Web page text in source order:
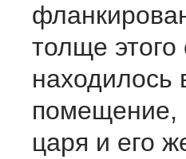
толще этого
находилось
помещение,
царя и его